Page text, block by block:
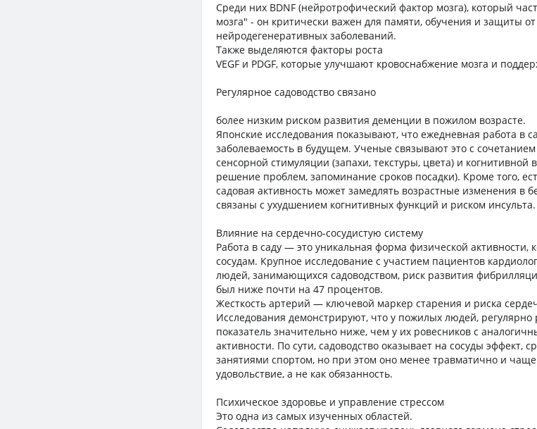
Среди них BDNF (нейротрофический фактор мозга), который
мозга" - он критически важен для памяти, обучения и защиты от
нейродегенеративных заболеваний.
Также выделяются факторы роста
VEGF и PDGF, которые улучшают кровоснабжение мозга и
Регулярное садоводство связано
более низким риском развития деменции в пожилом возрасте.
Японские исследования показывают, что ежедневная работа в
заболеваемость в будущем. Ученые связывают это с
сенсорной стимуляции (запахи, текстуры, цвета) и когнитивной
решение проблем, запоминание сроков посадки). Кроме того,
садовая активность может замедлять возрастные изменения в
связаны с ухудшением когнитивных функций и риском инсульта.
Влияние на сердечно-сосудистую систему
Работа в саду — это уникальная форма физической активности,
сосудам. Крупное исследование с участием пациентов
людей, занимающихся садоводством, риск развития
был ниже почти на 47 процентов.
Жесткость артерий — ключевой маркер старения и риска
Исследования демонстрируют, что у пожилых людей, регулярно
показатель значительно ниже, чем у их ровесников с
активности. По сути, садоводство оказывает на сосуды эффект,
занятиями спортом, но при этом оно менее травматично и
удовольствие, а не как обязанность.
Психическое здоровье и управление стрессом
Это одна из самых изученных областей.